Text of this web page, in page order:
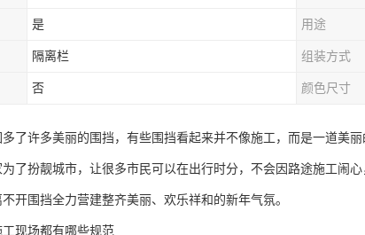
是 用途
隔离栏 组装方式
否 颜色尺寸
了许多美丽的围挡，有些围挡看起来并不像施工，而是一道美
为了扮靓城市，让很多市民可以在出行时分，不会因路途施工闹
开围挡全力营建整齐美丽、欢乐祥和的新年气氛。
现场都有哪些规范